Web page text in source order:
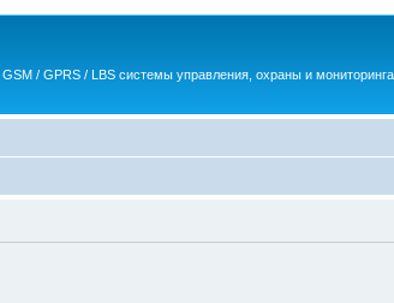
/ GPRS / LBS системы управления, охраны и мониторинга.